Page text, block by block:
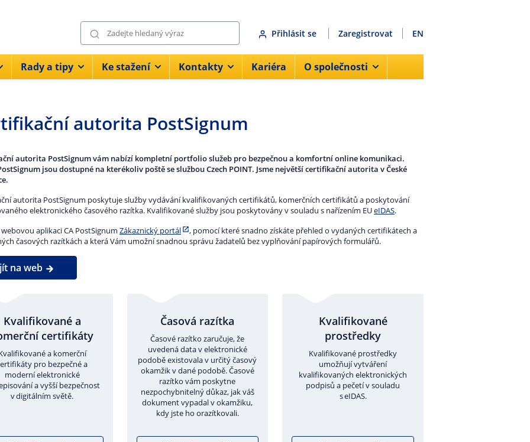
Přihlásit se Zaregistrovat EN
Rady a tipy Ke stažení Kontakty Kariéra O společnosti
autorita PostSignum
autorita PostSignum vám nabízí kompletní portfolio služeb pro bezpečnou a komfortní online komunikaci.
jsou dostupné na kterékoliv poště se službou Czech POINT. Jsme největší certifikační autorita v České
autorita PostSignum poskytuje služby vydávání kvalifikovaných certifikátů, komerčních certifikátů a poskytování
elektronického časového razítka. Kvalifikované služby jsou poskytovány v souladu s nařízením EUeIDAS.
aplikaci CA PostSignum Zákaznický portál
, pomocí které snadno získáte přehled o vydaných certifikátech a
časových razítkách a která Vám umožní snadnou správu žadatelů bez vyplňování papírových formulářů.
na web
Kvalifikované a
certifikáty
a komerční
pro bezpečné a
moderní elektronické
a vyšší bezpečnost
v digitálním světě.
Časová razítka
Časové razítko zaručuje, že
uvedená data v elektronické
podobě existovala v určitý časový
okamžik v dané podobě. Časové
razítko vám poskytne
nezpochybnitelný důkaz, jak váš
dokument vypadal v okamžiku,
kdy jste ho orazítkovali.
Kvalifikované
prostředky
Kvalifikované prostředky
umožňují vytváření
kvalifikovaných elektronických
podpisů a pečetí v souladu
s eIDAS.